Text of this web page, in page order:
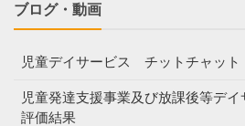
ブログ・動画
児童デイサービス チットチャット
児童発達支援事業及び放課後等デ
評価結果